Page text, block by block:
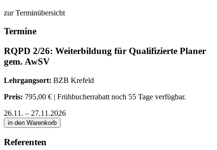
zur Terminübersicht
Termine
RQPD 2/26: Weiterbildung für Qualifizierte Planer
gem. AwSV
Lehrgangsort: BZB Krefeld
Preis: 795,00 € | Frühbucherrabatt noch 55 Tage verfügbar.
26.11. – 27.11.2026
in den Warenkorb
Referenten